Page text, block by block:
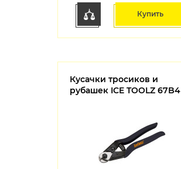
Купить
Кусачки тросиков и
рубашек ICE TOOLZ 67B4